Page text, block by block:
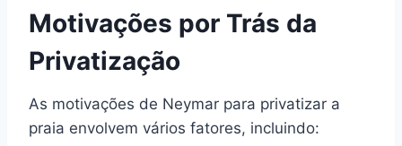
Motivações por Trás da
Privatização
As motivações de Neymar para privatizar a
praia envolvem vários fatores, incluindo: